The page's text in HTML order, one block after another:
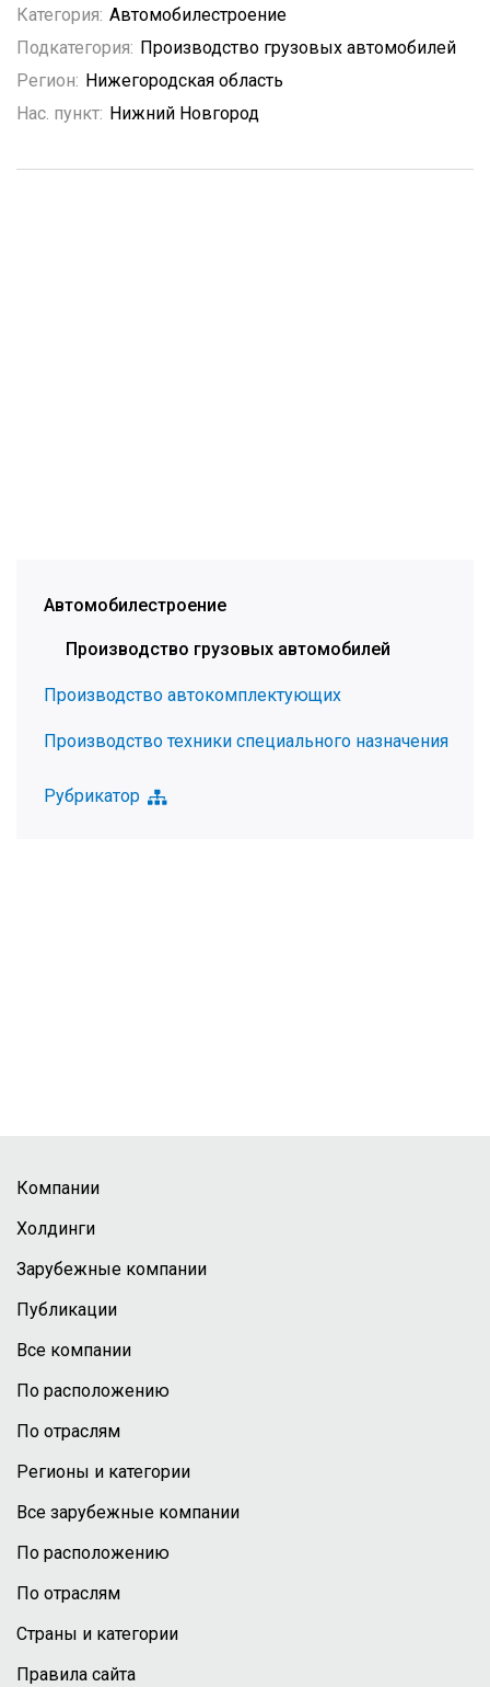
Категория: Автомобилестроение
Подкатегория: Производство грузовых автомобилей
Регион: Нижегородская область
Нас. пункт: Нижний Новгород
Автомобилестроение
Производство грузовых автомобилей
Производство автокомплектующих
Производство техники специального назначения
Рубрикатор
Компании
Холдинги
Зарубежные компании
Публикации
Все компании
По расположению
По отраслям
Регионы и категории
Все зарубежные компании
По расположению
По отраслям
Страны и категории
Правила сайта